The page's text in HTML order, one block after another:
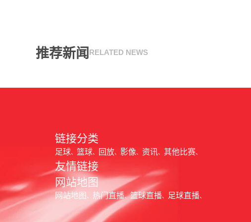
推荐新闻 RELATED NEWS
链接分类
足球 篮球 回放 影像 资讯 其他比赛
友情链接
网站地图
网站地图 热门直播 篮球直播 足球直播